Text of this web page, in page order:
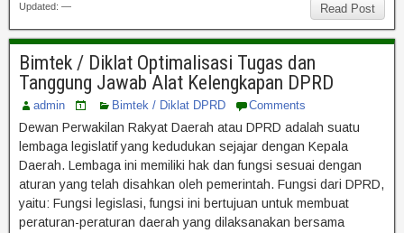
Read Post
Updated: —
Bimtek / Diklat Optimalisasi Tugas dan
Tanggung Jawab Alat Kelengkapan DPRD
admin Bimtek / Diklat DPRD Comments
Dewan Perwakilan Rakyat Daerah atau DPRD adalah suatu
lembaga legislatif yang kedudukan sejajar dengan Kepala
Daerah. Lembaga ini memiliki hak dan fungsi sesuai dengan
aturan yang telah disahkan oleh pemerintah. Fungsi dari DPRD,
yaitu: Fungsi legislasi, fungsi ini bertujuan untuk membuat
peraturan-peraturan daerah yang dilaksanakan bersama